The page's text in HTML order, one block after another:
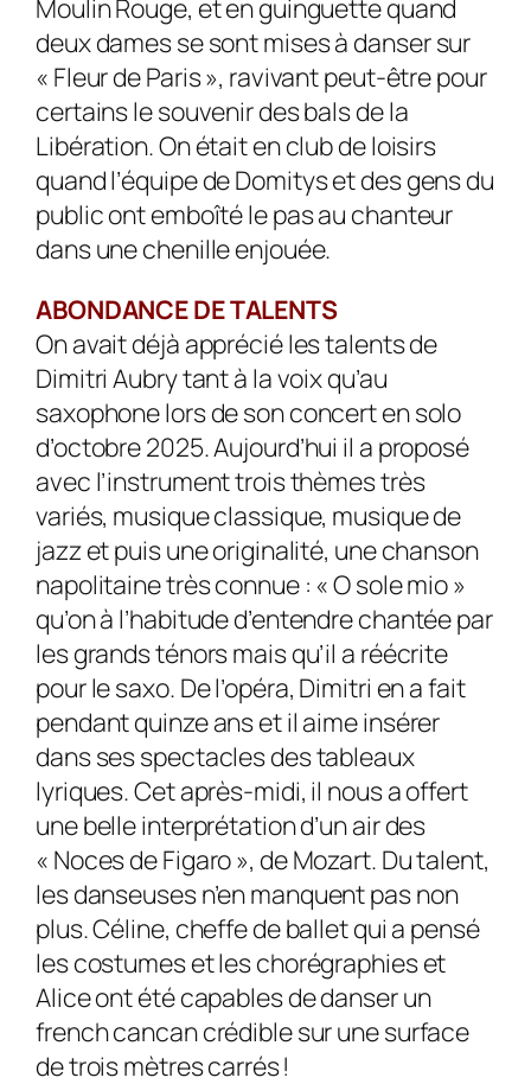
Moulin Rouge, et en guinguette quand
deux dames se sont mises à danser sur
« Fleur de Paris », ravivant peut-être pour
certains le souvenir des bals de la
Libération. On était en club de loisirs
quand l’équipe de Domitys et des gens du
public ont emboîté le pas au chanteur
dans une chenille enjouée.
ABONDANCE DE TALENTS
On avait déjà apprécié les talents de
Dimitri Aubry tant à la voix qu’au
saxophone lors de son concert en solo
d’octobre 2025. Aujourd’hui il a proposé
avec l’instrument trois thèmes très
variés, musique classique, musique de
jazz et puis une originalité, une chanson
napolitaine très connue : « O sole mio »
qu’on à l’habitude d’entendre chantée par
les grands ténors mais qu’il a réécrite
pour le saxo. De l’opéra, Dimitri en a fait
pendant quinze ans et il aime insérer
dans ses spectacles des tableaux
lyriques. Cet après-midi, il nous a offert
une belle interprétation d’un air des
« Noces de Figaro », de Mozart. Du talent,
les danseuses n’en manquent pas non
plus. Céline, cheffe de ballet qui a pensé
les costumes et les chorégraphies et
Alice ont été capables de danser un
french cancan crédible sur une surface
de trois mètres carrés !